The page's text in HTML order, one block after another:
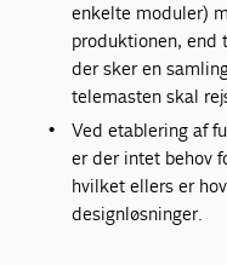
enkelte moduler)
produktionen, end
der sker en
telemasten skal
Ved etablering af
er der intet behov
hvilket ellers er
designløsninger.